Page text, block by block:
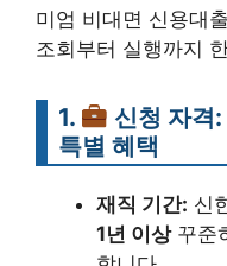
미엄 비대면 신용대
조회부터 실행까지
1.
신청 자격
특별 혜택
재직 기간: 신
1년 이상꾸준